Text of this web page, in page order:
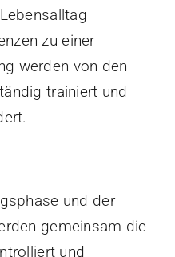
zu einer
werden von den
trainiert und
und der
gemeinsam die
und